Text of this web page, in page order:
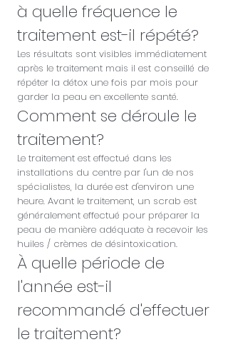
à quelle fréquence le
traitement est-il répété?
Les résultats sont visibles immédiatement
après le traitement mais il est conseillé de
répéter la détox une fois par mois pour
garder la peau en excellente santé.
Comment se déroule le
traitement?
Le traitement est effectué dans les
installations du centre par l'un de nos
spécialistes, la durée est d'environ une
heure. Avant le traitement, un scrab est
généralement effectué pour préparer la
peau de manière adéquate à recevoir les
huiles / crèmes de désintoxication.
À quelle période de
l'année est-il
recommandé d'effectuer
le traitement?